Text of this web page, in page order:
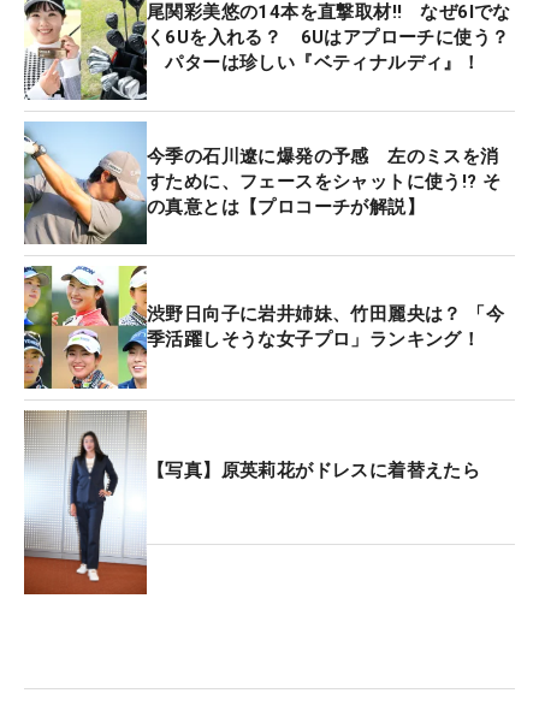
尾関彩美悠の14本を直撃取材‼ なぜ6Iでな
く6Uを入れる？ 6Uはアプローチに使う？
パターは珍しい『ベティナルディ』！
今季の石川遼に爆発の予感 左のミスを消
すために、フェースをシャットに使う!? そ
の真意とは【プロコーチが解説】
渋野日向子に岩井姉妹、竹田麗央は？ 「今
季活躍しそうな女子プロ」ランキング！
【写真】原英莉花がドレスに着替えたら